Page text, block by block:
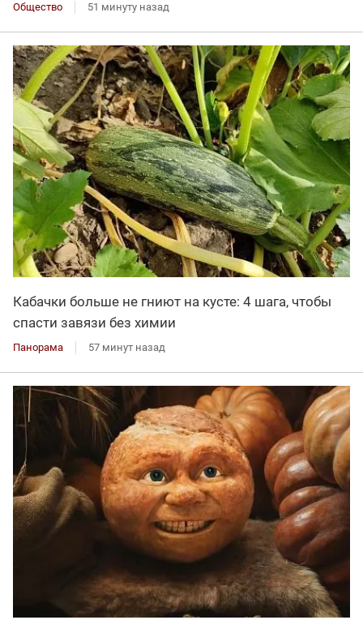
Общество 51 минуту назад
Кабачки больше не гниют на кусте: 4 шага, чтобы
спасти завязи без химии
Панорама 57 минут назад